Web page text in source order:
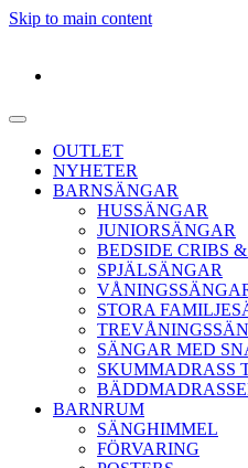
Skip to main content
OUTLET
NYHETER
BARNSÄNGAR
HUSSÄNGAR
JUNIORSÄNGAR
BEDSIDE CRIBS
SPJÄLSÄNGAR
STORA
SÄNGAR MED
SKUMMADRASS
BARNRUM
SÄNGHIMMEL
FÖRVARING